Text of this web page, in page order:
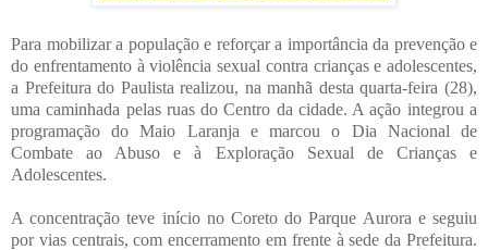
Para mobilizar a população e reforçar a importância da prevenção e
do enfrentamento à violência sexual contra crianças e adolescentes,
a Prefeitura do Paulista realizou, na manhã desta quarta-feira (28),
uma caminhada pelas ruas do Centro da cidade. A ação integrou a
programação do Maio Laranja e marcou o Dia Nacional de
Combate ao Abuso e à Exploração Sexual de Crianças e
Adolescentes.
A concentração teve início no Coreto do Parque Aurora e seguiu
por vias centrais, com encerramento em frente à sede da Prefeitura.